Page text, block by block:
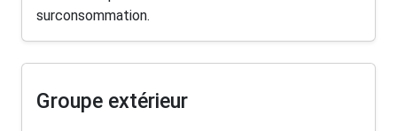
surconsommation.
Groupe extérieur